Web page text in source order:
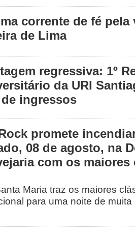
corrente de fé pela
de Lima
regressiva: 1º
da URI
ingressos
promete
08 de agosto, na
com os
Maria traz os maiores
para uma noite de